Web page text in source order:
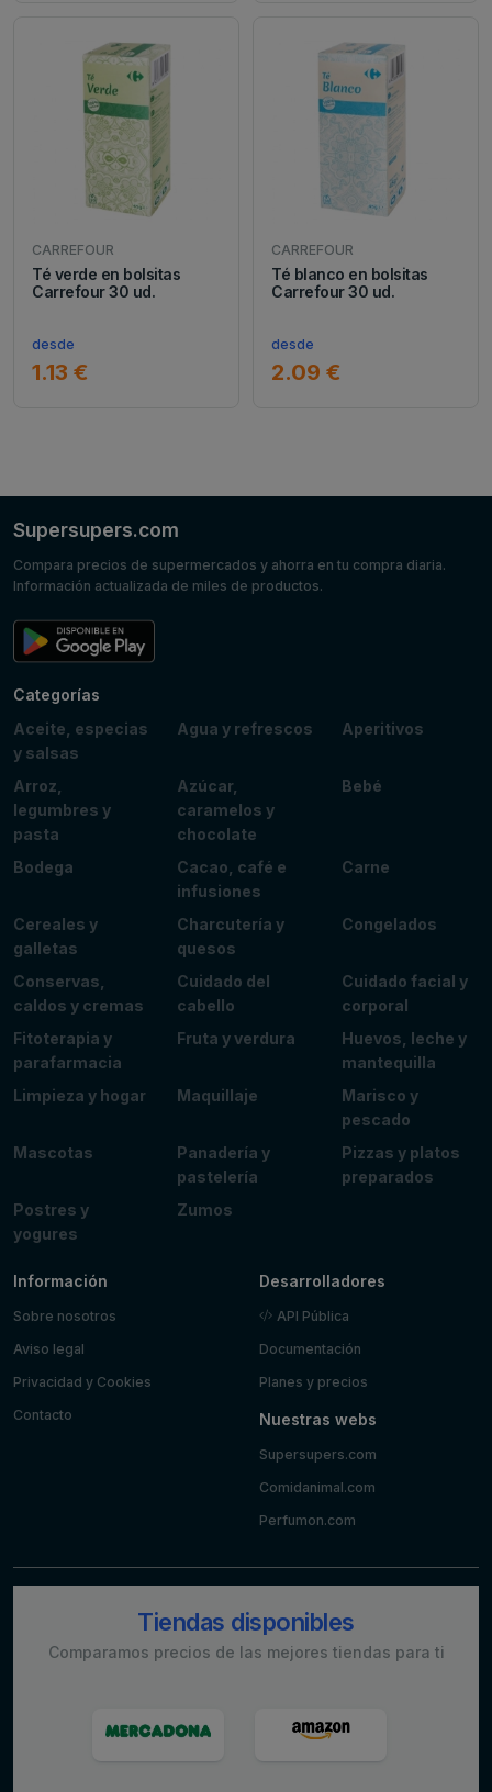
CARREFOUR
Té verde en bolsitas
Carrefour 30 ud.
desde
1.13 €
CARREFOUR
Té blanco en bolsitas
Carrefour 30 ud.
desde
2.09 €
Supersupers.com
Compara precios de supermercados y ahorra en tu compra diaria.
Información actualizada de miles de productos.
Categorías
Aceite, especias
y salsas
Agua y refrescos Aperitivos
Arroz,
legumbres y
pasta
Azúcar,
caramelos y
chocolate
Bebé
Bodega
Cacao, café e
infusiones
Carne
Cereales y
galletas
Charcutería y
quesos
Congelados
Conservas,
caldos y cremas
Cuidado del
cabello
Cuidado facial y
corporal
Fitoterapia y
parafarmacia
Fruta y verdura
Huevos, leche y
mantequilla
Limpieza y hogar
Maquillaje
Marisco y
pescado
Mascotas
Panadería y
pastelería
Pizzas y platos
preparados
Postres y
yogures
Zumos
Información
Sobre nosotros
Aviso legal
Privacidad y Cookies
Contacto
Desarrolladores
API Pública
Documentación
Planes y precios
Nuestras webs
Supersupers.com
Comidanimal.com
Perfumon.com
Tiendas disponibles
Comparamos precios de las mejores tiendas para ti